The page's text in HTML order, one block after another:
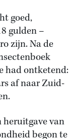
goed,
gulden –
zijn. Na de
had ontketend:
af naar Zuid-
heruitgave van
begon te